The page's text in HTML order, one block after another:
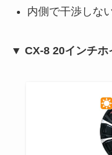
内側で干渉しな
▼ CX-8 20インチホ